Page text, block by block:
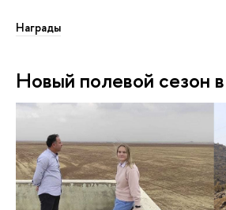
Награды
Новый полевой сезон